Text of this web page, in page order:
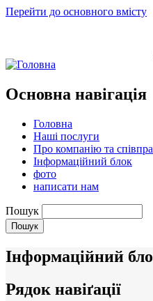
Перейти до основного вмісту
Основна навігація
Головна
Наші послуги
Про компанію та
Інформаційний блок
фото
написати нам
Пошук
Інформаційний
Рядок навіґації